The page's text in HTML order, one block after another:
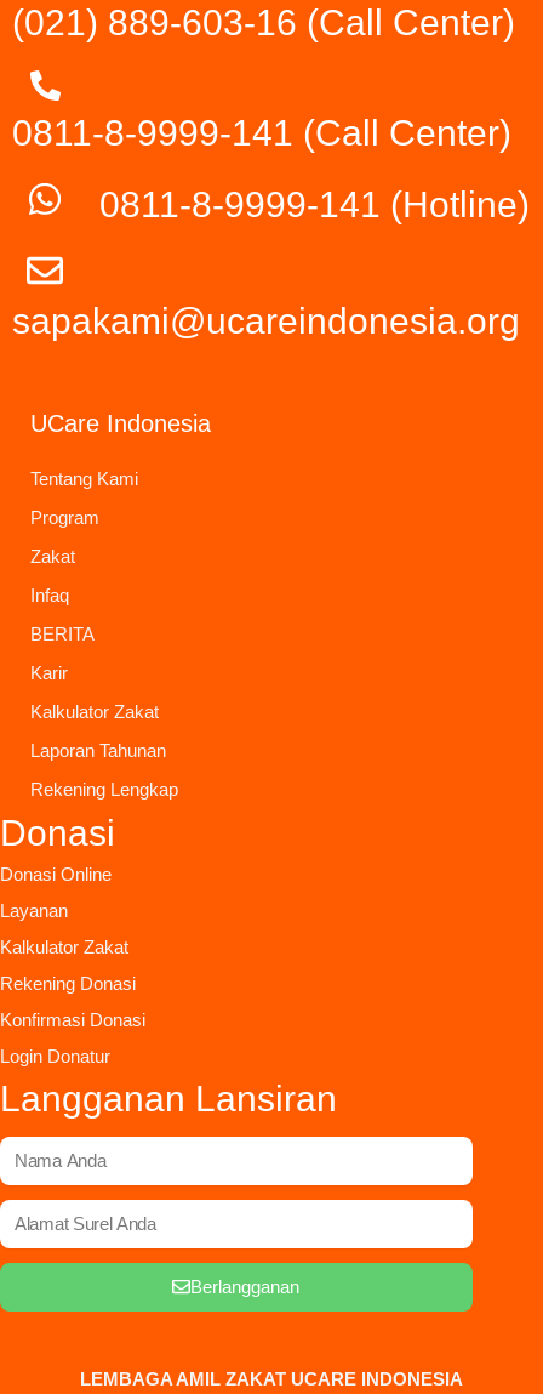
(021) 889-603-16 (Call Center)
0811-8-9999-141 (Call Center)
0811-8-9999-141 (Hotline)
sapakami@ucareindonesia.org
UCare Indonesia
Tentang Kami
Program
Zakat
Infaq
BERITA
Karir
Kalkulator Zakat
Laporan Tahunan
Rekening Lengkap
Donasi
Donasi Online
Layanan
Kalkulator Zakat
Rekening Donasi
Konfirmasi Donasi
Login Donatur
Langganan Lansiran
Berlangganan
LEMBAGA AMIL ZAKAT UCARE INDONESIA